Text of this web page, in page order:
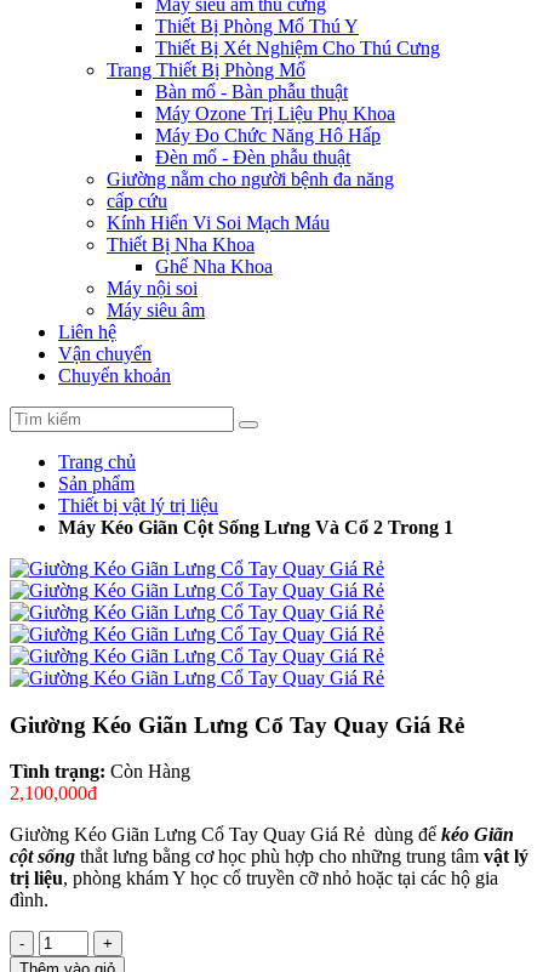
Máy siêu âm thú cưng
Thiết Bị Phòng Mổ Thú Y
Thiết Bị Xét Nghiệm Cho Thú Cưng
Trang Thiết Bị Phòng Mổ
Bàn mổ - Bàn phẫu thuật
Máy Ozone Trị Liệu Phụ Khoa
Máy Đo Chức Năng Hô Hấp
Đèn mổ - Đèn phẫu thuật
Giường nằm cho người bệnh đa năng
cấp cứu
Kính Hiển Vi Soi Mạch Máu
Thiết Bị Nha Khoa
Ghế Nha Khoa
Máy nội soi
Máy siêu âm
Liên hệ
Vận chuyển
Chuyển khoản
Trang chủ
Sản phẩm
Thiết bị vật lý trị liệu
Máy Kéo Giãn Cột Sống Lưng Và Cổ 2 Trong 1
Giường Kéo Giãn Lưng Cổ Tay Quay Giá Rẻ
Tình trạng: Còn Hàng
2,100,000đ
Giường Kéo Giãn Lưng Cổ Tay Quay Giá Rẻ dùng để kéo Giãn
cột sống thắt lưng bằng cơ học phù hợp cho những trung tâm vật lý
trị liệu, phòng khám Y học cổ truyền cỡ nhỏ hoặc tại các hộ gia
đình.
-
+